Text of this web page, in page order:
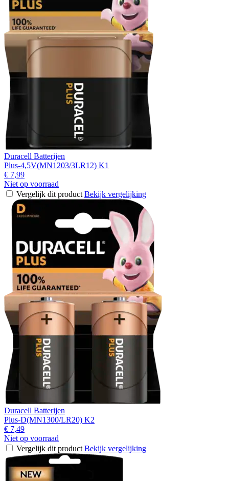
Duracell Batterijen
Plus-4,5V(MN1203/3LR12) K1
€ 7,99
Niet op voorraad
Vergelijk dit product Bekijk vergelijking
Duracell Batterijen
Plus-D(MN1300/LR20) K2
€ 7,49
Niet op voorraad
Vergelijk dit product Bekijk vergelijking